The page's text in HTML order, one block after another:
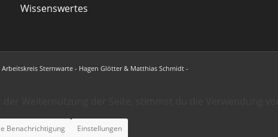
Wissenswertes
Sternwarte - Hagen Glötter & Matthias Schmidt -
Benachrichtigung Einstellungen